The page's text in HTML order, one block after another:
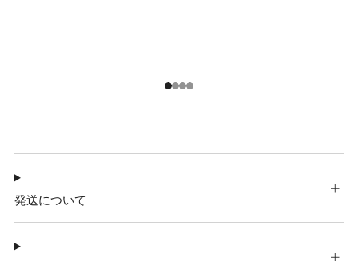
発送について